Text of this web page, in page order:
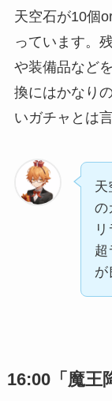
天空石が10個
っています。
や装備品など
換にはかなり
いガチャとは
天
の
超
が
16:00「魔王